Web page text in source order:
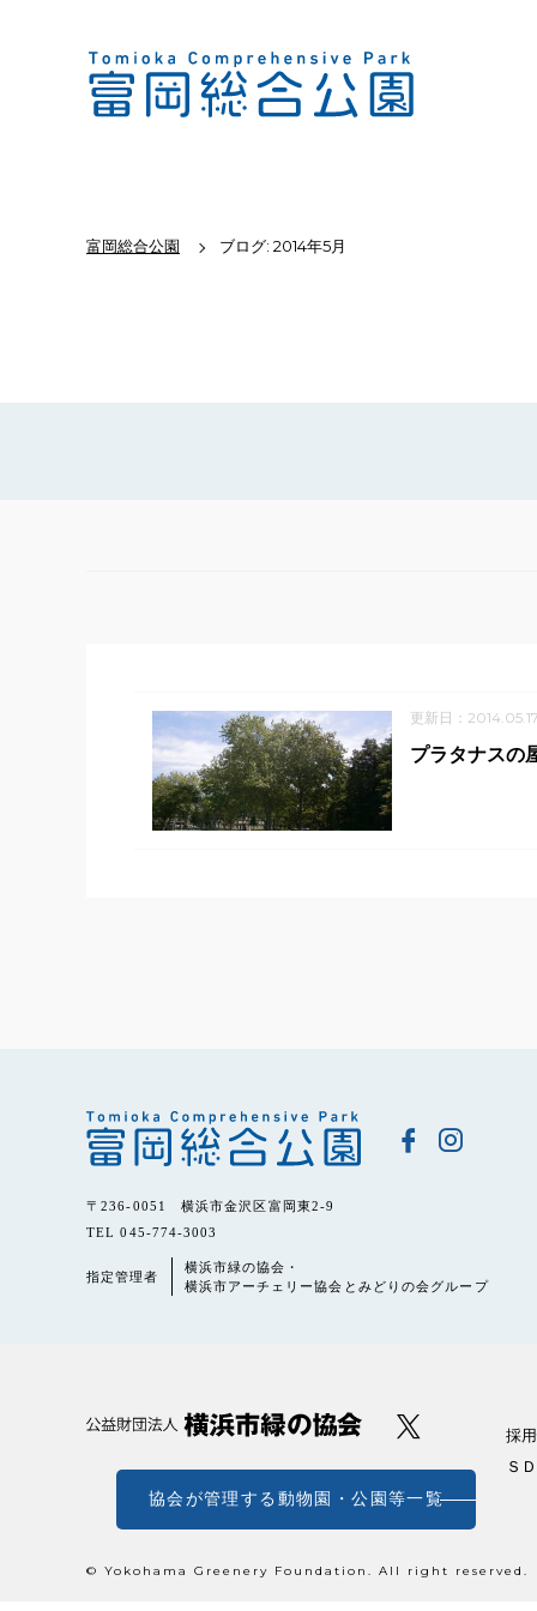
富岡総合公園 ブログ: 2014年5月
更新日：2014.05.17
プラタナスの
〒236-0051 横浜市金沢区富岡東2-9
TEL 045-774-3003
指定管理者
横浜市緑の協会・
横浜市アーチェリー協会とみどりの会グループ
協会が管理する動物園・公園等一覧
採
Ｓ
© Yokohama Greenery Foundation. All right reserved.